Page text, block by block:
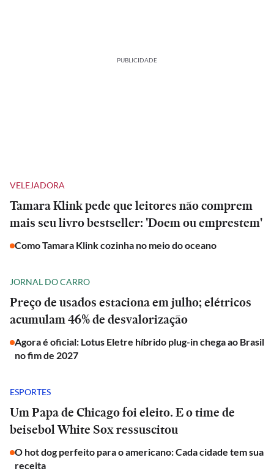
PUBLICIDADE
VELEJADORA
Tamara Klink pede que leitores não comprem
mais seu livro bestseller: 'Doem ou emprestem'
Como Tamara Klink cozinha no meio do oceano
JORNAL DO CARRO
Preço de usados estaciona em julho; elétricos
acumulam 46% de desvalorização
Agora é oficial: Lotus Eletre híbrido plug-in chega ao Brasil
no fim de 2027
ESPORTES
Um Papa de Chicago foi eleito. E o time de
beisebol White Sox ressuscitou
O hot dog perfeito para o americano: Cada cidade tem sua
receita